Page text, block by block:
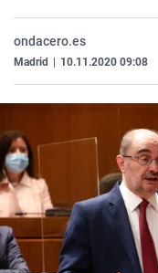
ondacero.es
Madrid 10.11.2020 09:08